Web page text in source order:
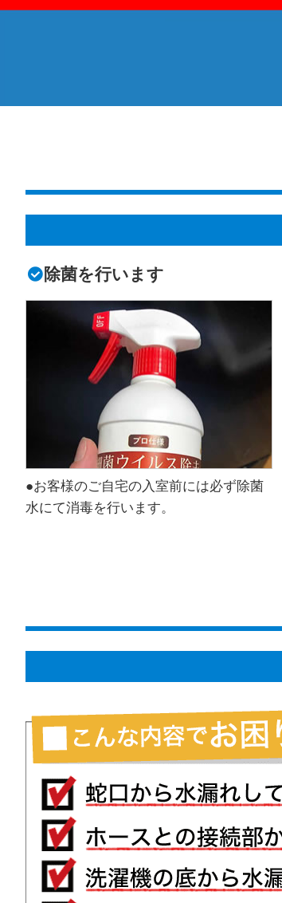
除菌を行います
●お客様のご自宅の入室前には必ず除菌
水にて消毒を行います。